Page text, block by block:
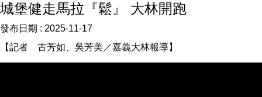
城堡健走馬拉『鬆』 大林開跑
發布日期 : 2025-11-17
【記者 古芳如、吳芳美／嘉義大林報導】